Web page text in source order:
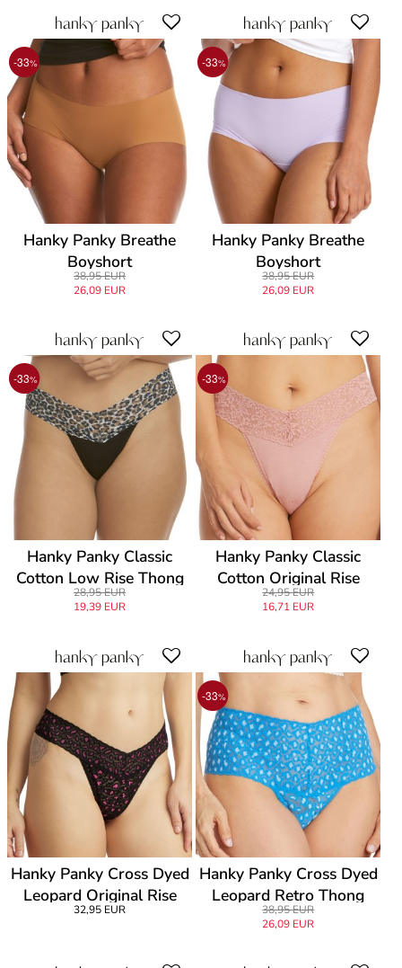
-33%
Hanky Panky Breathe
Boyshort
38,95 EUR
26,09 EUR
-33%
Hanky Panky Breathe
Boyshort
38,95 EUR
26,09 EUR
-33%
Hanky Panky Classic
Cotton Low Rise Thong
28,95 EUR
19,39 EUR
-33%
Hanky Panky Classic
Cotton Original Rise
Thong
24,95 EUR
16,71 EUR
Hanky Panky Cross Dyed
Leopard Original Rise
Thong
32,95 EUR
-33%
Hanky Panky Cross Dyed
Leopard Retro Thong
38,95 EUR
26,09 EUR